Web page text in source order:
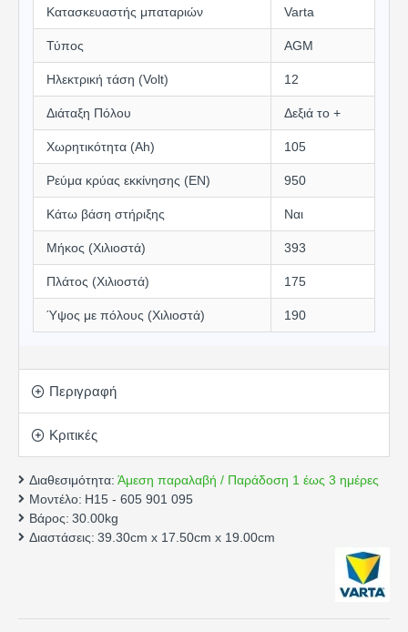
Κατασκευαστής μπαταριών Varta
Τύπος AGM
Ηλεκτρική τάση (Volt) 12
Διάταξη Πόλου Δεξιά το +
Χωρητικότητα (Αh) 105
Ρεύμα κρύας εκκίνησης (EN) 950
Κάτω βάση στήριξης Ναι
Μήκος (Χιλιοστά) 393
Πλάτος (Χιλιοστά) 175
Ύψος με πόλους (Χιλιοστά) 190
Περιγραφή
Κριτικές
Διαθεσιμότητα: Άμεση παραλαβή / Παράδοση 1 έως 3 ημέρες
Μοντέλο: H15 - 605 901 095
Βάρος: 30.00kg
Διαστάσεις: 39.30cm x 17.50cm x 19.00cm